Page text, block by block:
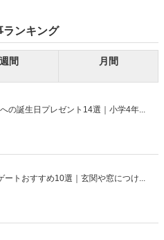
ランキング
週間 月間
の誕生日プレゼント14選｜小学4年...
ートおすすめ10選｜玄関や窓につけ...